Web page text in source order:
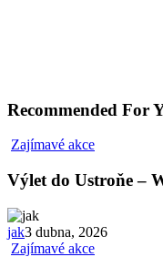
Recommended For
Zajímavé akce
Výlet do Ustroňe –
jak3 dubna, 2026
Zajímavé akce